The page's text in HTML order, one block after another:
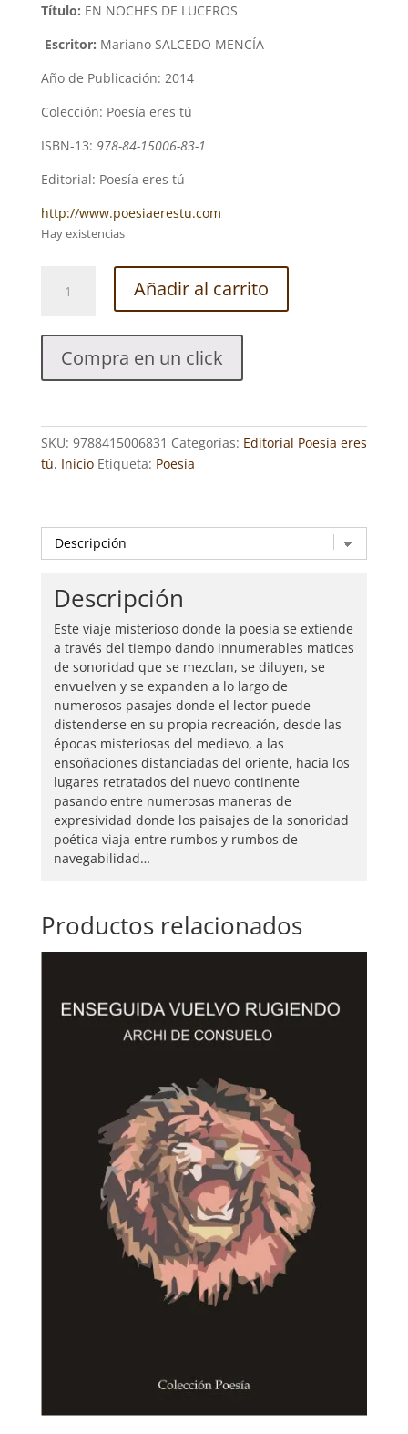
Título: EN NOCHES DE LUCEROS
Escritor: Mariano SALCEDO MENCÍA
Año de Publicación: 2014
Colección: Poesía eres tú
ISBN-13: 978-84-15006-83-1
Editorial: Poesía eres tú
http://www.poesiaerestu.com
Hay existencias
NOCHES
LUCEROS.
MARIANO
SALCEDO
cantidad
Añadir al carrito
Compra en un click
SKU: 9788415006831 Categorías: Editorial Poesía eres
tú, Inicio Etiqueta: Poesía
Descripción
Este viaje misterioso donde la poesía se extiende
a través del tiempo dando innumerables matices
de sonoridad que se mezclan, se diluyen, se
envuelven y se expanden a lo largo de
numerosos pasajes donde el lector puede
distenderse en su propia recreación, desde las
épocas misteriosas del medievo, a las
ensoñaciones distanciadas del oriente, hacia los
lugares retratados del nuevo continente
pasando entre numerosas maneras de
expresividad donde los paisajes de la sonoridad
poética viaja entre rumbos y rumbos de
navegabilidad…
Productos relacionados